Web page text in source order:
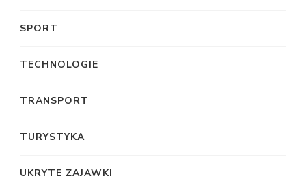
SPORT
TECHNOLOGIE
TRANSPORT
TURYSTYKA
UKRYTE ZAJAWKI